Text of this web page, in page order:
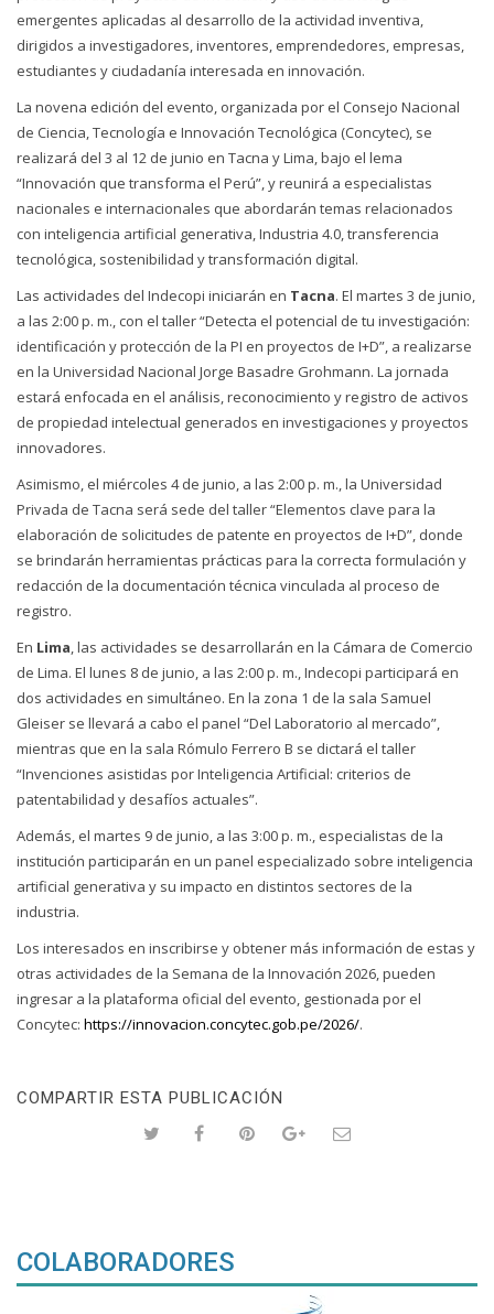
emergentes aplicadas al desarrollo de la actividad inventiva,
dirigidos a investigadores, inventores, emprendedores, empresas,
estudiantes y ciudadanía interesada en innovación.
La novena edición del evento, organizada por el Consejo Nacional
de Ciencia, Tecnología e Innovación Tecnológica (Concytec), se
realizará del 3 al 12 de junio en Tacna y Lima, bajo el lema
“Innovación que transforma el Perú”, y reunirá a especialistas
nacionales e internacionales que abordarán temas relacionados
con inteligencia artificial generativa, Industria 4.0, transferencia
tecnológica, sostenibilidad y transformación digital.
Las actividades del Indecopi iniciarán en Tacna. El martes 3 de junio,
a las 2:00 p. m., con el taller “Detecta el potencial de tu investigación:
identificación y protección de la PI en proyectos de I+D”, a realizarse
en la Universidad Nacional Jorge Basadre Grohmann. La jornada
estará enfocada en el análisis, reconocimiento y registro de activos
de propiedad intelectual generados en investigaciones y proyectos
innovadores.
Asimismo, el miércoles 4 de junio, a las 2:00 p. m., la Universidad
Privada de Tacna será sede del taller “Elementos clave para la
elaboración de solicitudes de patente en proyectos de I+D”, donde
se brindarán herramientas prácticas para la correcta formulación y
redacción de la documentación técnica vinculada al proceso de
registro.
En Lima, las actividades se desarrollarán en la Cámara de Comercio
de Lima. El lunes 8 de junio, a las 2:00 p. m., Indecopi participará en
dos actividades en simultáneo. En la zona 1 de la sala Samuel
Gleiser se llevará a cabo el panel “Del Laboratorio al mercado”,
mientras que en la sala Rómulo Ferrero B se dictará el taller
“Invenciones asistidas por Inteligencia Artificial: criterios de
patentabilidad y desafíos actuales”.
Además, el martes 9 de junio, a las 3:00 p. m., especialistas de la
institución participarán en un panel especializado sobre inteligencia
artificial generativa y su impacto en distintos sectores de la
industria.
Los interesados en inscribirse y obtener más información de estas y
otras actividades de la Semana de la Innovación 2026, pueden
ingresar a la plataforma oficial del evento, gestionada por el
Concytec: https://innovacion.concytec.gob.pe/2026/.
COMPARTIR ESTA PUBLICACIÓN
COLABORADORES